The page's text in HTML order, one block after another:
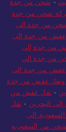
- شحن من جدة
شحن من جدة
من جدة الى
عفش من جدة الى
من جدة إلى
من جدة الي
عفش من جدة الى
عفش من جدة
- نقل عفش من
البحرين - نقل
الى
شحن من السعودية